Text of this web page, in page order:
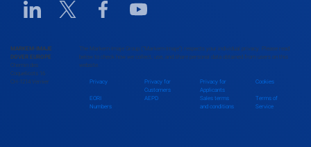
Linkedin URL link
Twitter URL linkFacebook URL link
Youtube URL link
MARKEM-IMAJE
DOVER EUROPE
Chemin des
Coquelicots 16
CH-1214 Vernier
The Markem-Imaje Group (“Markem-Imaje”) respects your individual privacy. Please read
below to check how we collect, use, and share personal data obtained from users on this
website.
Privacy
Privacy for
Customers
Privacy for
Applicants
Cookies
EORI
Numbers
AEPD
Sales terms
and conditions
Terms of
Service